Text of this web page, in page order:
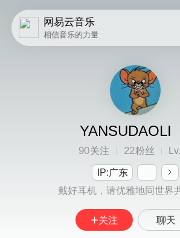
网易云音乐
相信音乐的力量
YANSUDAOLI
90关注 22粉丝 Lv.
IP:广东
戴好耳机，请优雅地同世界
关注 聊天